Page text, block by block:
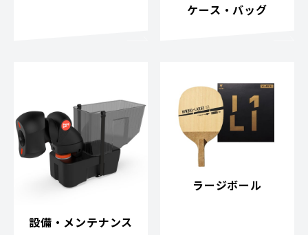
ケース・バッグ
設備・メンテナンス
ラージボール